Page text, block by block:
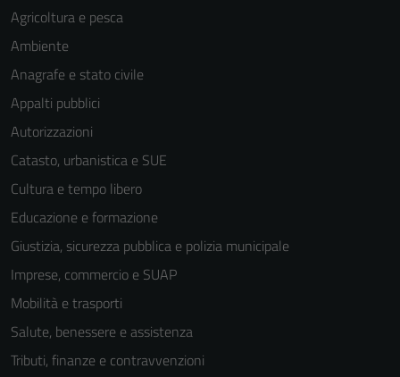
Agricoltura e pesca
Ambiente
Anagrafe e stato civile
Appalti pubblici
Autorizzazioni
Catasto, urbanistica e SUE
Cultura e tempo libero
Educazione e formazione
Giustizia, sicurezza pubblica e polizia municipale
Imprese, commercio e SUAP
Mobilità e trasporti
Salute, benessere e assistenza
Tributi, finanze e contravvenzioni